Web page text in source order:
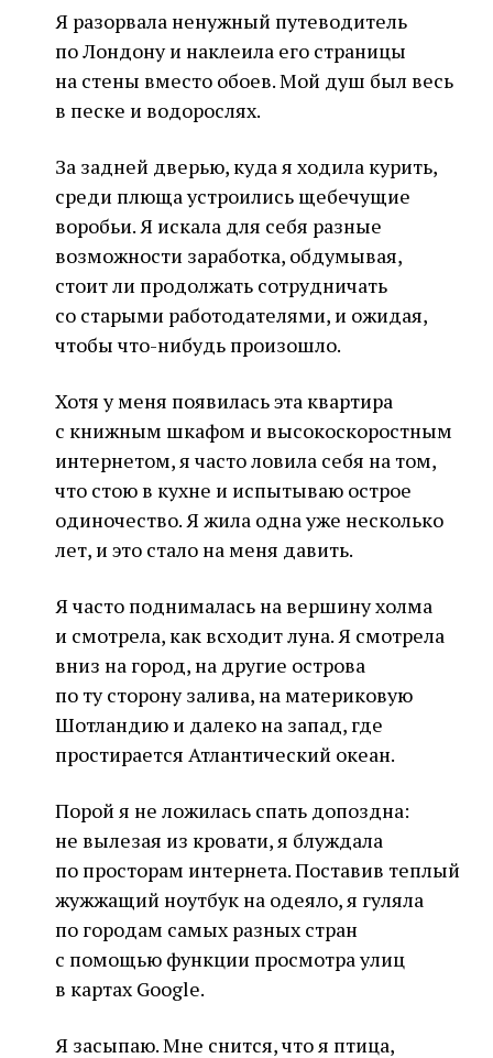
Я разорвала ненужный путеводитель
по Лондону и наклеила его страницы
на стены вместо обоев. Мой душ был весь
в песке и водорослях.
За задней дверью, куда я ходила курить,
среди плюща устроились щебечущие
воробьи. Я искала для себя разные
возможности заработка, обдумывая,
стоит ли продолжать сотрудничать
со старыми работодателями, и ожидая,
чтобы что-нибудь произошло.
Хотя у меня появилась эта квартира
с книжным шкафом и высокоскоростным
интернетом, я часто ловила себя на том,
что стою в кухне и испытываю острое
одиночество. Я жила одна уже несколько
лет, и это стало на меня давить.
Я часто поднималась на вершину холма
и смотрела, как всходит луна. Я смотрела
вниз на город, на другие острова
по ту сторону залива, на материковую
Шотландию и далеко на запад, где
простирается Атлантический океан.
Порой я не ложилась спать допоздна:
не вылезая из кровати, я блуждала
по просторам интернета. Поставив теплый
жужжащий ноутбук на одеяло, я гуляла
по городам самых разных стран
с помощью функции просмотра улиц
в картах Google.
Я засыпаю. Мне снится, что я птица,